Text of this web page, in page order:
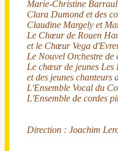
Marie-Christine
Clara Dumond et des
Claudine Margely et
Le Chœur de Rouen
et le Chœur Vega
Le Nouvel Orchestre de
Le chœur de jeunes Les
et des jeunes chanteurs
L'Ensemble Vocal du
L'Ensemble de cordes
Direction : Joachim